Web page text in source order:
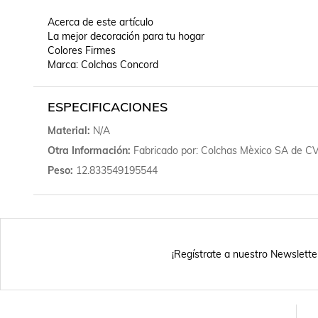
Acerca de este artículo
La mejor decoración para tu hogar
Colores Firmes
Marca: Colchas Concord
ESPECIFICACIONES
Material
N/A
Otra Información Fabricado por: Colchas Mèxico SA de
Peso 12.833549195544
¡Regístrate a nuestro